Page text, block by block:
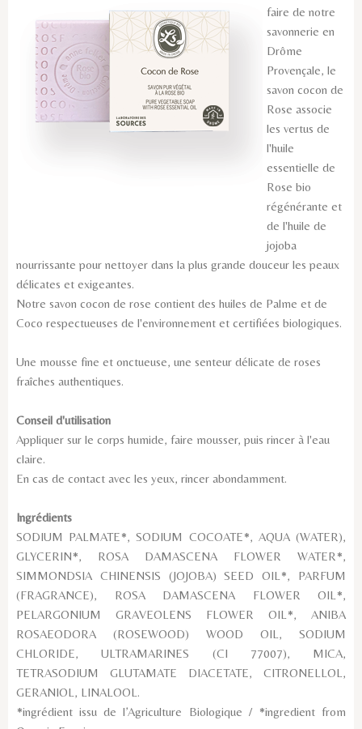
faire de notre
savonnerie en
Drôme
Provençale, le
savon cocon de
Rose associe
les vertus de
l'huile
essentielle de
Rose bio
régénérante et
de l'huile de
jojoba
nourrissante pour nettoyer dans la plus grande douceur les peaux
délicates et exigeantes.
Notre savon cocon de rose contient des huiles de Palme et de
Coco respectueuses de l'environnement et certifiées biologiques.
Une mousse fine et onctueuse, une senteur délicate de roses
fraîches authentiques.
Conseil d'utilisation
Appliquer sur le corps humide, faire mousser, puis rincer à l'eau
claire.
En cas de contact avec les yeux, rincer abondamment.
Ingrédients
SODIUM PALMATE*, SODIUM COCOATE*, AQUA (WATER),
GLYCERIN*, ROSA DAMASCENA FLOWER WATER*,
SIMMONDSIA CHINENSIS (JOJOBA) SEED OIL*, PARFUM
(FRAGRANCE), ROSA DAMASCENA FLOWER OIL*,
PELARGONIUM GRAVEOLENS FLOWER OIL*, ANIBA
ROSAEODORA (ROSEWOOD) WOOD OIL, SODIUM
CHLORIDE, ULTRAMARINES (CI 77007), MICA,
TETRASODIUM GLUTAMATE DIACETATE, CITRONELLOL,
GERANIOL, LINALOOL.
*ingrédient issu de l’Agriculture Biologique / *ingredient from